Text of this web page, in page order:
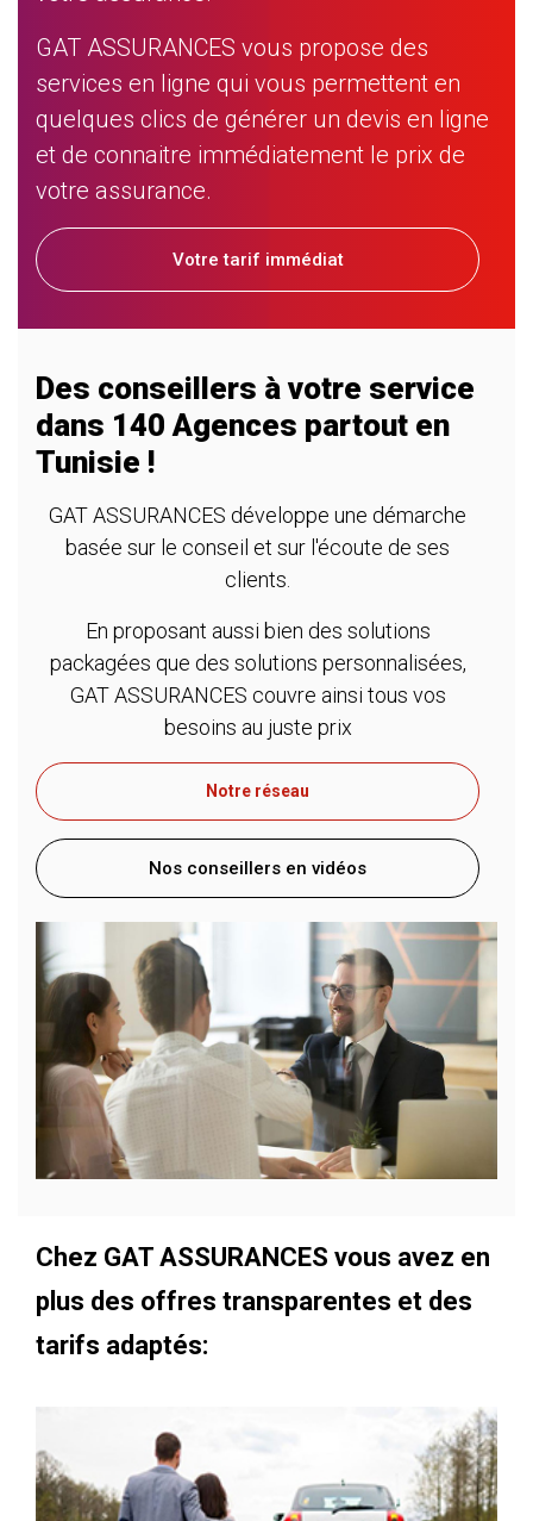
GAT ASSURANCES vous propose des
services en ligne qui vous permettent en
quelques clics de générer un devis en ligne
et de connaitre immédiatement le prix de
votre assurance.
Votre tarif immédiat
Des conseillers à votre service
dans 140 Agences partout en
Tunisie !
GAT ASSURANCES développe une démarche
basée sur le conseil et sur l'écoute de ses
clients.
En proposant aussi bien des solutions
packagées que des solutions personnalisées,
GAT ASSURANCES couvre ainsi tous vos
besoins au juste prix
Notre réseau
Nos conseillers en vidéos
Chez GAT ASSURANCES vous avez en
plus des offres transparentes et des
tarifs adaptés: